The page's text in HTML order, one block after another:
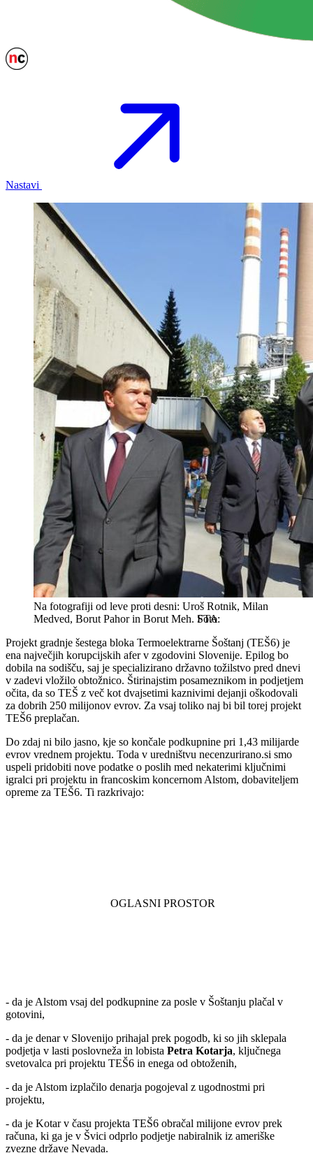
Nastavi
Na fotografiji od leve proti desni: Uroš Rotnik, Milan
Medved, Borut Pahor in Borut Meh. STA
Projekt gradnje šestega bloka Termoelektrarne Šoštanj (TEŠ6) je
ena največjih korupcijskih afer v zgodovini Slovenije. Epilog bo
dobila na sodišču, saj je specializirano državno tožilstvo pred dnevi
v zadevi vložilo obtožnico. Štirinajstim posameznikom in podjetjem
očita, da so TEŠ z več kot dvajsetimi kaznivimi dejanji oškodovali
za dobrih 250 milijonov evrov. Za vsaj toliko naj bi bil torej projekt
TEŠ6 preplačan.
Do zdaj ni bilo jasno, kje so končale podkupnine pri 1,43 milijarde
evrov vrednem projektu. Toda v uredništvu necenzurirano.si smo
uspeli pridobiti nove podatke o poslih med nekaterimi ključnimi
igralci pri projektu in francoskim koncernom Alstom, dobaviteljem
opreme za TEŠ6. Ti razkrivajo:
- da je Alstom vsaj del podkupnine za posle v Šoštanju plačal v
gotovini,
- da je denar v Slovenijo prihajal prek pogodb, ki so jih sklepala
podjetja v lasti poslovneža in lobista Petra Kotarja, ključnega
svetovalca pri projektu TEŠ6 in enega od obtoženih,
- da je Alstom izplačilo denarja pogojeval z ugodnostmi pri
projektu,
- da je Kotar v času projekta TEŠ6 obračal milijone evrov prek
računa, ki ga je v Švici odprlo podjetje nabiralnik iz ameriške
zvezne države Nevada.